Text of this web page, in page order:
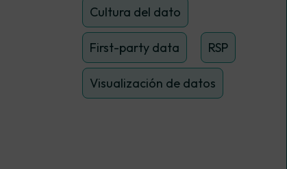
Cultura del dato
First-party data RSP
Visualización de datos